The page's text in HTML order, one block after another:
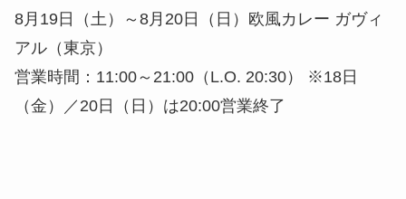
8月19日（土）～8月20日（日）欧風カレー ガヴィ
アル（東京）
営業時間：11:00～21:00（L.O. 20:30） ※18日
（金）／20日（日）は20:00営業終了